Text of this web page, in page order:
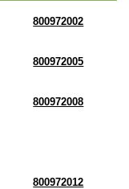
800972002
800972005
800972008
800972012